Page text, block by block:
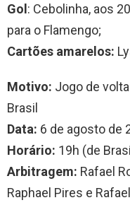
Gol : Cebolinha, aos
para o Flamengo;
Cartões amarelos:
Motivo: Jogo de
Brasil
Data: 6 de agosto de
Horário: 19h (de
Arbitragem: Rafael
Raphael Pires e